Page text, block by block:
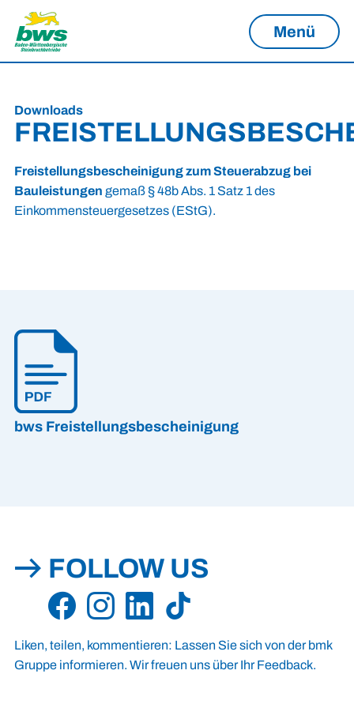
Menü
Downloads
Freistellungsbescheinigung zum Steuerabzug bei
Bauleistungen gemaß § 48b Abs. 1 Satz 1 des
Einkommensteuergesetzes (EStG).
bws Freistellungsbescheinigung
FOLLOW US
Liken, teilen, kommentieren: Lassen Sie sich von der bmk
Gruppe informieren. Wir freuen uns über Ihr Feedback.